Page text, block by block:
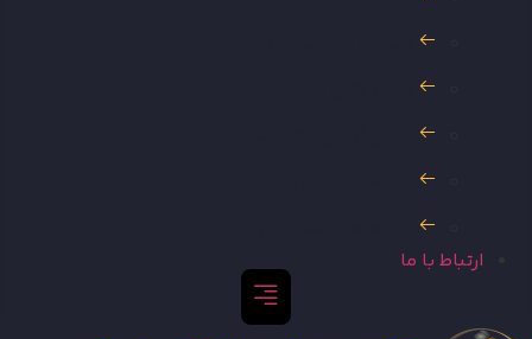
اخبار و اطلاعیه ها
انواع کانی ها
اینفوگرافی کانی ها
مشاهیر علوم زمین
رسانه های تصویری
ارتباط با ما